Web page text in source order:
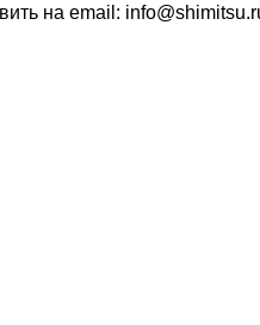
на email: